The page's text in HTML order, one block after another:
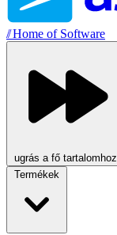
//Home of Software
ugrás a fő tartalomhoz
Termékek